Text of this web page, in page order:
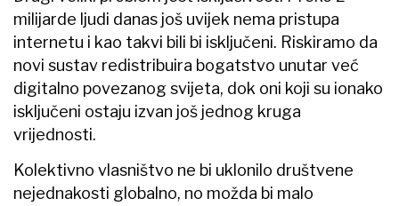
milijarde ljudi danas još uvijek nema pristupa
internetu i kao takvi bili bi isključeni. Riskiramo da
novi sustav redistribuira bogatstvo unutar već
digitalno povezanog svijeta, dok oni koji su ionako
isključeni ostaju izvan još jednog kruga
vrijednosti.
Kolektivno vlasništvo ne bi uklonilo društvene
nejednakosti globalno, no možda bi malo